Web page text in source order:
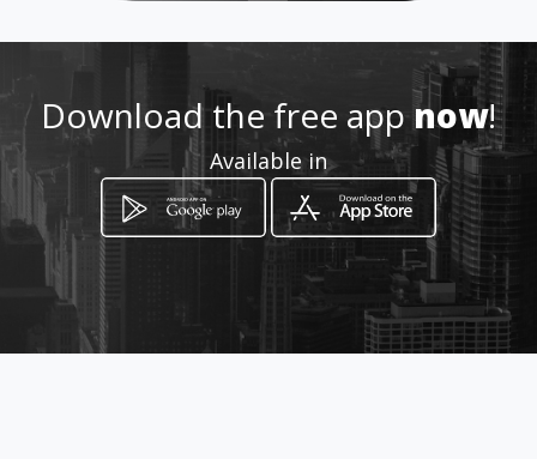
.com/veterinariadoberman/
Location
How to get
Download the free appnow!
Available in